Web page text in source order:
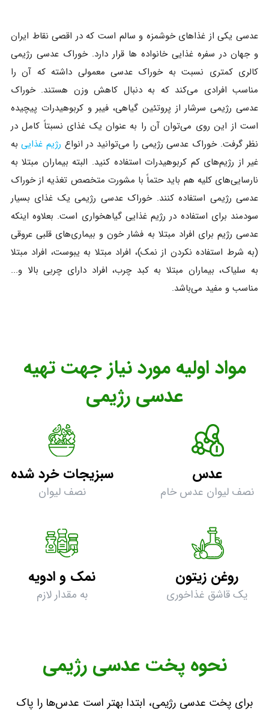
عدسی یکی از غذاهای خوشمزه و سالم است که در اقصی نقاط ایران
و جهان در سفره غذایی خانواده ها قرار دارد. خوراک عدسی رژیمی
کالری کمتری نسبت به خوراک عدسی معمولی داشته که آن را
مناسب افرادی می‌کند که به دنبال کاهش وزن هستند. خوراک
عدسی رژیمی سرشار از پروتئین گیاهی، فیبر و کربوهیدرات پیچیده
است از این روی می‌توان آن را به عنوان یک غذای نسبتاً کامل در
نظر گرفت. خوراک عدسی رژیمی را می‌توانید در انواع رژیم غذاییبه
غیر از رژیم‌های کم کربوهیدرات استفاده کنید. البته بیماران مبتلا به
نارسایی‌های کلیه هم باید حتماً با مشورت متخصص تغذیه از خوراک
عدسی رژیمی استفاده کنند. خوراک عدسی رژیمی یک غذای بسیار
سودمند برای استفاده در رژیم غذایی گیاهخواری است. بعلاوه اینکه
عدسی رژیم برای افراد مبتلا به فشار خون و بیماری‌های قلبی عروقی
(به شرط استفاده نکردن از نمک)، افراد مبتلا به یبوست، افراد مبتلا
به سلیاک، بیماران مبتلا به کبد چرب، افراد دارای چربی بالا و...
مناسب و مفید می‌باشد.
مواد اولیه مورد نیاز جهت تهیه
عدسی رژیمی
عدس
نصف لیوان عدس خام
سبزیجات خرد شده
نصف لیوان
روغن زیتون
یک قاشق غذاخوری
نمک و ادویه
به مقدار لازم
نحوه پخت عدسی رژیمی
برای پخت عدسی رژیمی، ابتدا بهتر است عدس‌ها را پاک